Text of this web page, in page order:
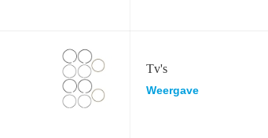
Tv's
Weergave